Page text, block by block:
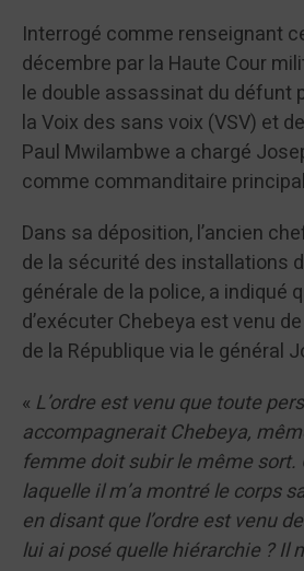
Interrogé comme renseignant
décembre par la Haute Cour
le double assassinat du défunt
la Voix des sans voix (VSV) et
Paul Mwilambwe a chargé
comme commanditaire
Dans sa déposition, l’ancien
de la sécurité des installations
générale de la police, a indiqué
d’exécuter Chebeya est venu
de la République via le général
« L’ordre est venu que toute
accompagnerait Chebeya,
femme doit subir le même sort.
laquelle il m’a montré le corps
en disant que l’ordre est venu
lui ai posé quelle hiérarchie ? Il